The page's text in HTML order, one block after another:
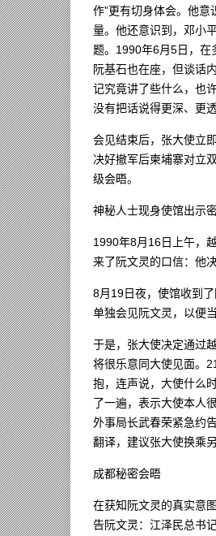
作”更有切身体会。他
量。他还意识到，邓小
题。1990年6月5日，在
阮基石也在座，但谈话
记究竟讲了些什么，也
没有把话说得更深、更透
会见结束后，张大使立
决好撤军后柬埔寨对立
级会晤。
神秘人士现身使馆出示
1990年8月16日上午，
来了阮文灵的口信：他
8月19日夜，使馆收到
单独会见阮文灵，以便
于是，张大使决定通过
将很乐意同大使见面。
抱，连声说，大使什么
了一遍，表示大使本人
外事局长武春荣紧急约
翻译，建议张大使换乘
成都秘密会晤
在获知阮文灵的真实意
告阮文灵：江泽民总书